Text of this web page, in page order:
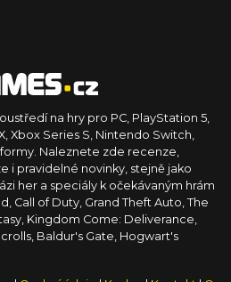
na hry pro PC, PlayStation 5,
Xbox Series S, Nintendo Switch,
Naleznete zde recenze,
i pravidelné novinky, stejně jako
her a speciály k očekávaným hrám
Call of Duty, Grand Theft Auto, The
Kingdom Come: Deliverance,
Baldur's Gate, Hogwart's